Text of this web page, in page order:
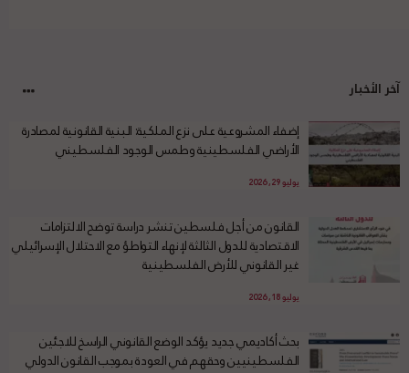
آخر الأخبار
إضفاء المشروعية على نزع الملكية: البنية القانونية لمصادرة
الأراضي الفلسطينية وطمس الوجود الفلسطيني
يوليو 29, 2026
القانون من أجل فلسطين تنشر دراسة توضح الالتزامات
الاقتصادية للدول الثالثة لإنهاء التواطؤ مع الاحتلال الإسرائيلي
غير القانوني للأرض الفلسطينية
يوليو 18, 2026
بحث أكاديمي جديد يؤكد الوضع القانوني الراسخ للاجئين
الفلسطينيين وحقهم في العودة بموجب القانون الدولي